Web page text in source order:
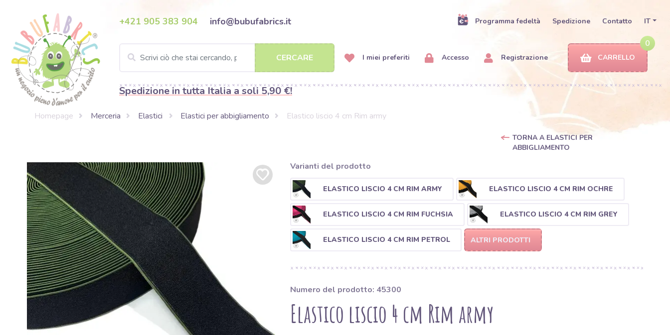
+421 905 383 904 info@bubufabrics.it Programma fedeltà Spedizione Contatto IT
CERCARE I miei preferiti Accesso Registrazione
0
CARRELLO
Spedizione in tutta Italia a soli 5,90 €!
Homepage Merceria Elastici Elastici per abbigliamento Elastico liscio 4 cm Rim army
TORNA A ELASTICI PER
ABBIGLIAMENTO
Varianti del prodotto
ELASTICO LISCIO 4 CM RIM ARMY ELASTICO LISCIO 4 CM RIM OCHRE
ELASTICO LISCIO 4 CM RIM FUCHSIA ELASTICO LISCIO 4 CM RIM GREY
ELASTICO LISCIO 4 CM RIM PETROL ALTRI PRODOTTI
Numero del prodotto: 45300
Elastico liscio 4 cm Rim army